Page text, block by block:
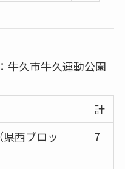
久市牛久運動公園
計
西ブロッ
7